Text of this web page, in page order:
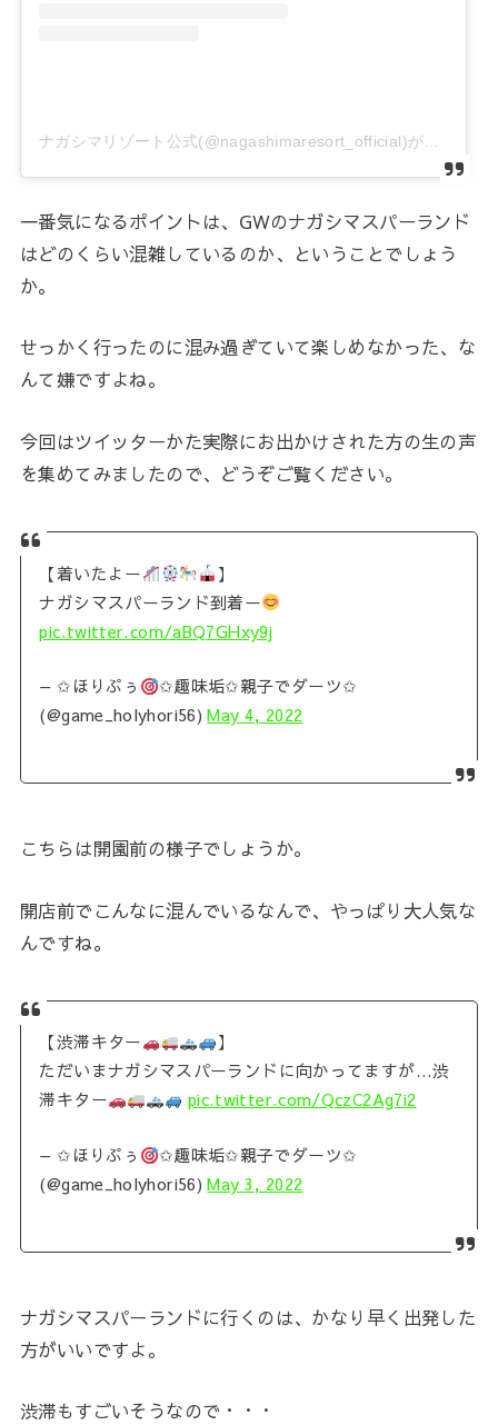
一番気になるポイントは、GWのナガシマスパーランド
はどのくらい混雑しているのか、ということでしょう
か。
せっかく行ったのに混み過ぎていて楽しめなかった、な
んて嫌ですよね。
今回はツイッターかた実際にお出かけされた方の生の声
を集めてみましたので、どうぞご覧ください。
【着いたよー
】
ナガシマスパーランド到着ー
pic.twitter.com/aBQ7GHxy9j
— ✩ほりぷぅ
✩趣味垢✩親子でダーツ✩
(@game_holyhori56)May 4, 2022
こちらは開園前の様子でしょうか。
開店前でこんなに混んでいるなんで、やっぱり大人気な
んですね。
【渋滞キター
】
ただいまナガシマスパーランドに向かってますが…渋
滞キター
pic.twitter.com/QczC2Ag7i2
— ✩ほりぷぅ
✩趣味垢✩親子でダーツ✩
(@game_holyhori56)May 3, 2022
ナガシマスパーランドに行くのは、かなり早く出発した
方がいいですよ。
渋滞もすごいそうなので・・・